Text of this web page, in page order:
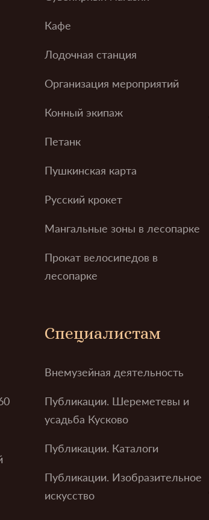
Кафе
Лодочная станция
Организация мероприятий
Конный экипаж
Петанк
Пушкинская карта
Русский крокет
Мангальные зоны в лесопарке
Прокат велосипедов в
лесопарке
Специалистам
Внемузейная деятельность
Публикации. Шереметевы и
усадьба Кусково
Публикации. Каталоги
Публикации. Изобразительное
искусство